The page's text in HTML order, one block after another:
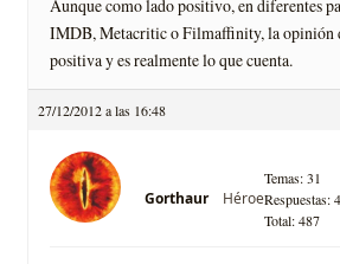
Aunque como lado positivo, en diferentes
IMDB, Metacritic o Filmaffinity, la opinión
positiva y es realmente lo que cuenta.
27/12/2012 a las 16:48
Gorthaur Héroe
Temas: 31
Respuestas:
Total: 487